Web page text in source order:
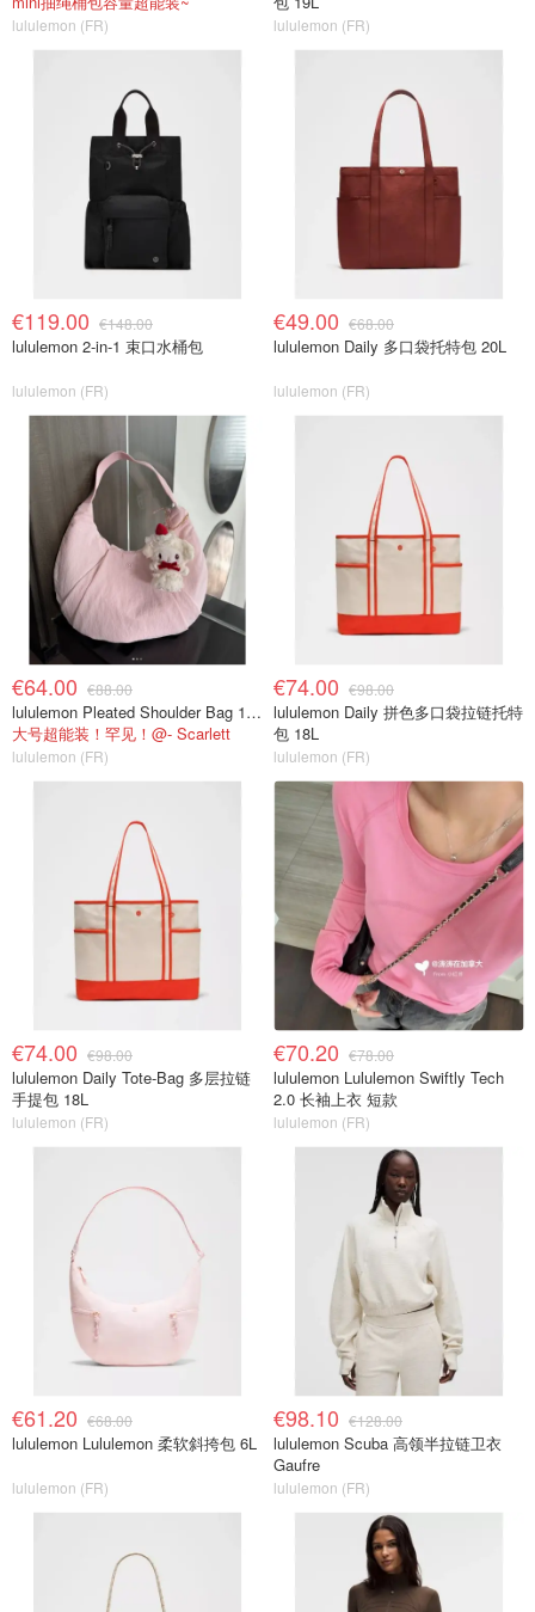
lululemon (FR) lululemon (FR)
€119.00 €148.00
lululemon 2-in-1 束口水桶包
lululemon (FR)
€49.00 €68.00
lululemon Daily 多口袋托特包 20L
lululemon (FR)
€64.00 €88.00
lululemon Pleated Shoulder Bag 10L 单肩包
大号超能装！罕见！@- Scarlett
lululemon (FR)
€74.00 €98.00
lululemon Daily 拼色多口袋拉链托特
包 18L
lululemon (FR)
€74.00 €98.00
lululemon Daily Tote-Bag 多层拉链
手提包 18L
lululemon (FR)
€70.20 €78.00
lululemon Lululemon Swiftly Tech
2.0 长袖上衣 短款
lululemon (FR)
€61.20 €68.00
lululemon Lululemon 柔软斜挎包 6L
lululemon (FR)
€98.10 €128.00
lululemon Scuba 高领半拉链卫衣
Gaufre
lululemon (FR)